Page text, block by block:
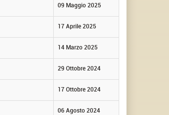
09 Maggio 2025
17 Aprile 2025
14 Marzo 2025
29 Ottobre 2024
17 Ottobre 2024
06 Agosto 2024